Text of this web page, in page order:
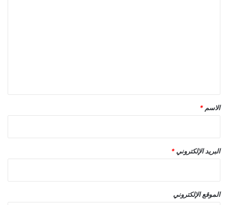
*
الاسم *
البريد الإلكتروني *
الموقع الإلكتروني